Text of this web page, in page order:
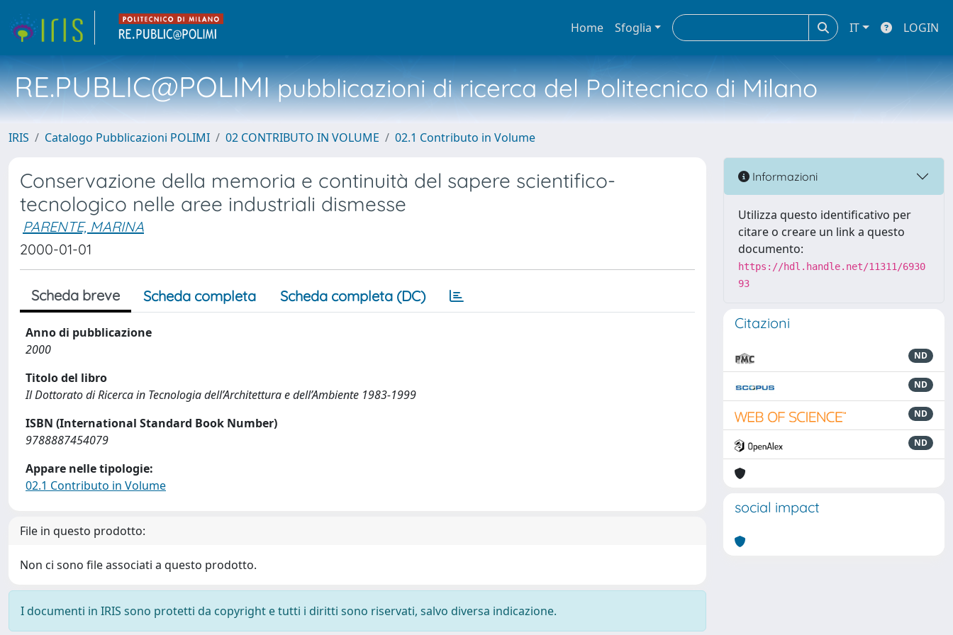
Home Sfoglia IT LOGIN
RE.PUBLIC@POLIMIpubblicazioni di ricerca del Politecnico di Milano
IRIS Catalogo Pubblicazioni POLIMI 02 CONTRIBUTO IN VOLUME 02.1 Contributo in Volume
Conservazione della memoria e continuità del sapere scientifico-
tecnologico nelle aree industriali dismesse
PARENTE, MARINA
2000-01-01
Scheda breve Scheda completa Scheda completa (DC)
Anno di pubblicazione
2000
Titolo del libro
Il Dottorato di Ricerca in Tecnologia dell’Architettura e dell’Ambiente 1983-1999
ISBN (International Standard Book Number)
9788887454079
Appare nelle tipologie:
02.1 Contributo in Volume
File in questo prodotto:
Non ci sono file associati a questo prodotto.
I documenti in IRIS sono protetti da copyright e tutti i diritti sono riservati, salvo diversa indicazione.
Informazioni
Utilizza questo identificativo per
citare o creare un link a questo
documento:
https://hdl.handle.net/11311/6930
93
Citazioni
ND
ND
ND
ND
social impact